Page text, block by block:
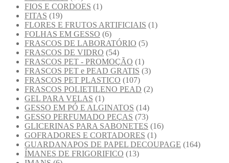
FIOS E CORDOES (1)
FITAS (19)
FLORES E FRUTOS ARTIFICIAIS (1)
FOLHAS EM GESSO (6)
FRASCOS DE LABORATÓRIO (5)
FRASCOS DE VIDRO (54)
FRASCOS PET - PROMOÇÃO (1)
FRASCOS PET e PEAD GRATIS (3)
FRASCOS PET PLASTICO (107)
FRASCOS POLIETILENO PEAD (2)
GEL PARA VELAS (1)
GESSO EM PÓ E ALGINATOS (14)
GESSO PERFUMADO PEÇAS (73)
GLICERINAS PARA SABONETES (16)
GOFRADORES E CORTADORES (1)
GUARDANAPOS DE PAPEL DECOUPAGE (164)
ÍMANES DE FRIGORIFICO (13)